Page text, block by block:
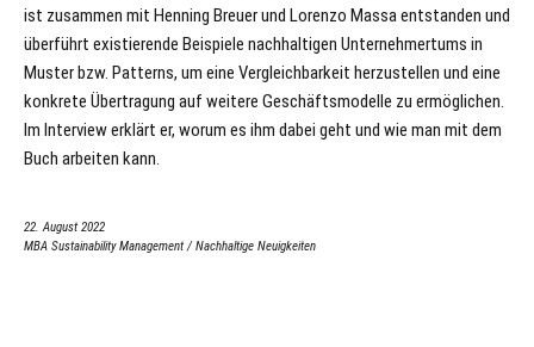
ist zusammen mit Henning Breuer und Lorenzo Massa entstanden und
überführt existierende Beispiele nachhaltigen Unternehmertums in
Muster bzw. Patterns, um eine Vergleichbarkeit herzustellen und eine
konkrete Übertragung auf weitere Geschäftsmodelle zu ermöglichen.
Im Interview erklärt er, worum es ihm dabei geht und wie man mit dem
Buch arbeiten kann.
22. August 2022
MBA Sustainability Management/Nachhaltige Neuigkeiten